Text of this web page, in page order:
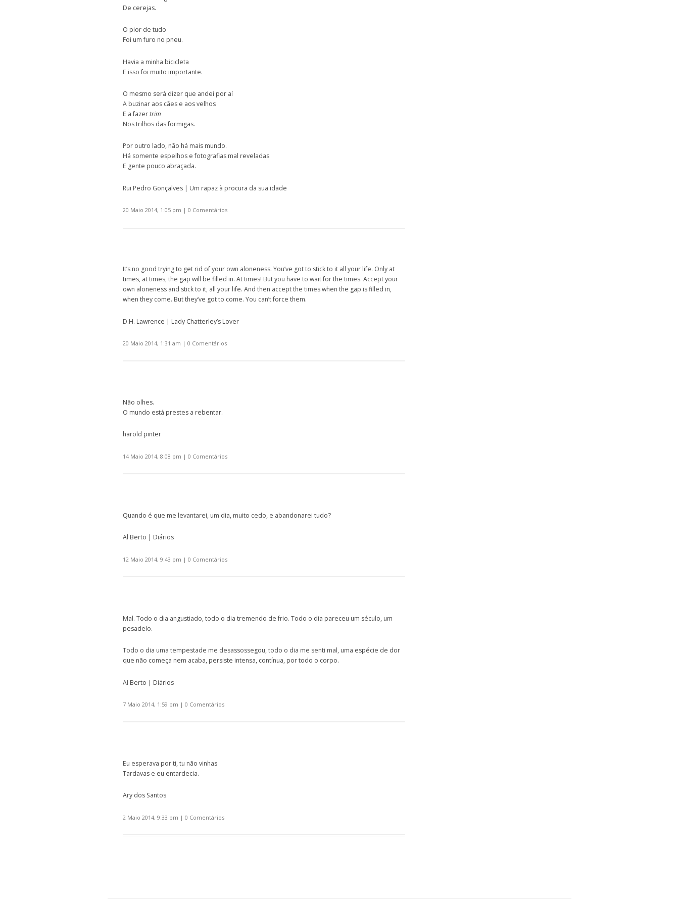
De cerejas.
O pior de tudo
Foi um furo no pneu.
Havia a minha bicicleta
E isso foi muito importante.
O mesmo será dizer que andei por aí
A buzinar aos cães e aos velhos
E a fazertrim
Nos trilhos das formigas.
Por outro lado, não há mais mundo.
Há somente espelhos e fotografias mal reveladas
E gente pouco abraçada.
Rui Pedro Gonçalves | Um rapaz à procura da sua idade
20 Maio 2014, 1:05 pm | 0 Comentários
It’s no good trying to get rid of your own aloneness. You’ve got to stick to it all your life. Only at
times, at times, the gap will be filled in. At times! But you have to wait for the times. Accept your
own aloneness and stick to it, all your life. And then accept the times when the gap is filled in,
when they come. But they’ve got to come. You can’t force them.
D.H. Lawrence | Lady Chatterley’s Lover
20 Maio 2014, 1:31 am | 0 Comentários
Não olhes.
O mundo está prestes a rebentar.
harold pinter
14 Maio 2014, 8:08 pm | 0 Comentários
Quando é que me levantarei, um dia, muito cedo, e abandonarei tudo?
Al Berto | Diários
12 Maio 2014, 9:43 pm | 0 Comentários
Mal. Todo o dia angustiado, todo o dia tremendo de frio. Todo o dia pareceu um século, um
pesadelo.
Todo o dia uma tempestade me desassossegou, todo o dia me senti mal, uma espécie de dor
que não começa nem acaba, persiste intensa, contínua, por todo o corpo.
Al Berto | Diários
7 Maio 2014, 1:59 pm | 0 Comentários
Eu esperava por ti, tu não vinhas
Tardavas e eu entardecia.
Ary dos Santos
2 Maio 2014, 9:33 pm | 0 Comentários